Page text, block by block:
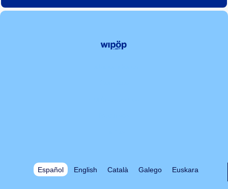
Español English Català Galego Euskara